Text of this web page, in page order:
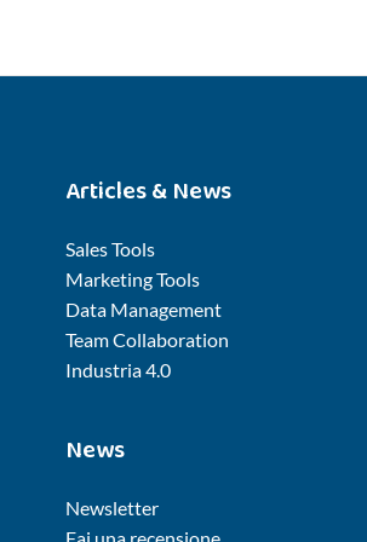
Articles & News
Sales Tools
Marketing Tools
Data Management
Team Collaboration
Industria 4.0
News
Newsletter